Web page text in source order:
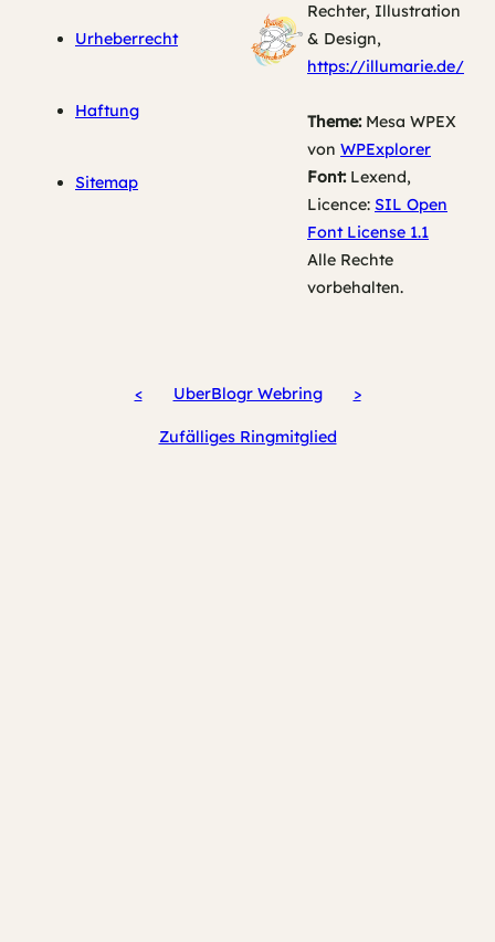
Urheberrecht
Haftung
Sitemap
Rechter, Illustration
& Design,
https://illumarie.de/
Theme:Mesa WPEX
von WPExplorer
Font:Lexend,
Licence: SIL Open
Font License 1.1
Alle Rechte
vorbehalten.
< UberBlogr Webring >
Zufälliges Ringmitglied